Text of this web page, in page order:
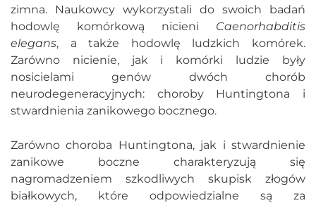
zimna. Naukowcy wykorzystali do swoich badań
hodowlę komórkową nicieni Caenorhabditis
elegans, a także hodowlę ludzkich komórek.
Zarówno nicienie, jak i komórki ludzie były
nosicielami genów dwóch chorób
neurodegeneracyjnych: choroby Huntingtona i
stwardnienia zanikowego bocznego.
Zarówno choroba Huntingtona, jak i stwardnienie
zanikowe boczne charakteryzują się
nagromadzeniem szkodliwych skupisk złogów
białkowych, które odpowiedzialne są za